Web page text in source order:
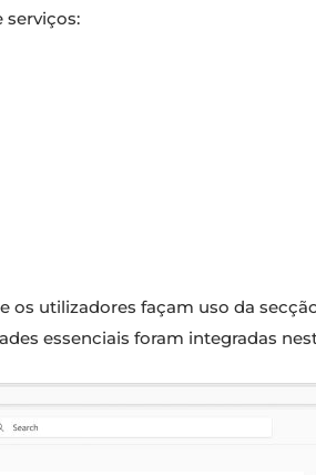
serviços:
utilizadores façam uso da
essenciais foram integradas